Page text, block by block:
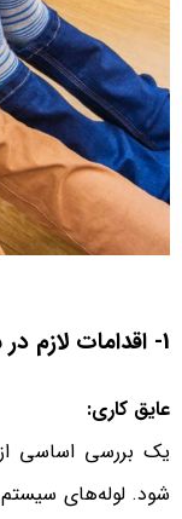
1- اقدامات لازم در موتورخانه
عایق کاری:
یک بررسی اساسی از
شود. لوله‌های سیستم